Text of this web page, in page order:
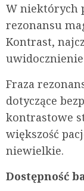
W niektórych
rezonansu
Kontrast,
Fraza
dotyczące
kontrastowe
większość
niewielkie.
Dostępność